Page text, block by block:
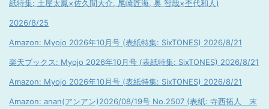
紙特集: 土屋太鳳×佐久間大介, 尾崎匠海, 奥 智哉×杢代和人)
2026/8/25
Amazon: Myojo 2026年10月号 (表紙特集: SixTONES) 2026/8/21
楽天ブックス: Myojo 2026年10月号 (表紙特集: SixTONES) 2026/8/21
Amazon: Myojo 2026年10月号 (表紙特集: SixTONES) 2026/8/21
Amazon: anan(アンアン)2026/08/19号 No.2507 (表紙: 寺西拓人 末